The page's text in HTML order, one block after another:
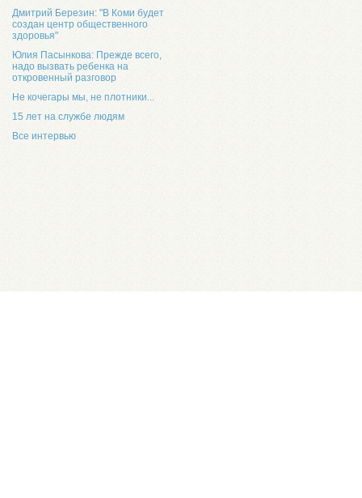
Дмитрий Березин: "В Коми будет
создан центр общественного
здоровья"
Юлия Пасынкова: Прежде всего,
надо вызвать ребенка на
откровенный разговор
Не кочегары мы, не плотники...
15 лет на службе людям
Все интервью